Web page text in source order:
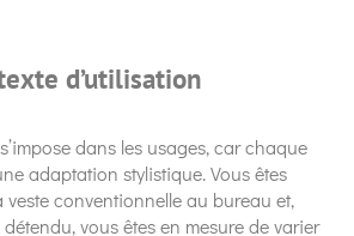
d’utilisation
dans les usages, car chaque
adaptation stylistique. Vous êtes
conventionnelle au bureau et,
vous êtes en mesure de varier